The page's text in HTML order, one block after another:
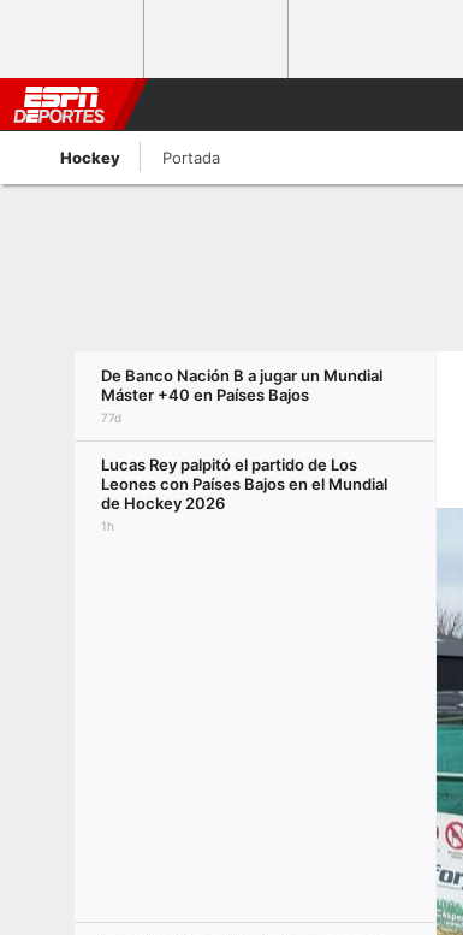
Hockey Portada
De Banco Nación B a jugar un Mundial
Máster +40 en Países Bajos
77d
Lucas Rey palpitó el partido de Los
Leones con Países Bajos en el Mundial
de Hockey 2026
1h